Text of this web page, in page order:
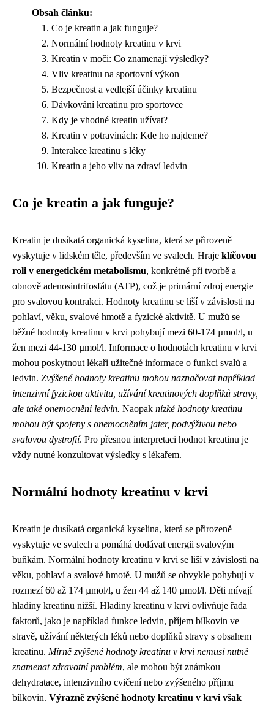
Obsah článku:
Co je kreatin a jak funguje?
Normální hodnoty kreatinu v krvi
Kreatin v moči: Co znamenají výsledky?
Vliv kreatinu na sportovní výkon
Bezpečnost a vedlejší účinky kreatinu
Dávkování kreatinu pro sportovce
Kdy je vhodné kreatin užívat?
Kreatin v potravinách: Kde ho najdeme?
Interakce kreatinu s léky
Kreatin a jeho vliv na zdraví ledvin
Co je kreatin a jak funguje?
Kreatin je dusíkatá organická kyselina, která se přirozeně
vyskytuje v lidském těle, především ve svalech. Hraje klíčovou
roli v energetickém metabolismu, konkrétně při tvorbě a
obnově adenosintrifosfátu (ATP), což je primární zdroj energie
pro svalovou kontrakci. Hodnoty kreatinu se liší v závislosti na
pohlaví, věku, svalové hmotě a fyzické aktivitě. U mužů se
běžné hodnoty kreatinu v krvi pohybují mezi 60-174 µmol/l, u
žen mezi 44-130 µmol/l. Informace o hodnotách kreatinu v krvi
mohou poskytnout lékaři užitečné informace o funkci svalů a
ledvin. Zvýšené hodnoty kreatinu mohou naznačovat například
intenzivní fyzickou aktivitu, užívání kreatinových doplňků stravy,
ale také onemocnění ledvin. Naopak nízké hodnoty kreatinu
mohou být spojeny s onemocněním jater, podvýživou nebo
svalovou dystrofií. Pro přesnou interpretaci hodnot kreatinu je
vždy nutné konzultovat výsledky s lékařem.
Normální hodnoty kreatinu v krvi
Kreatin je dusíkatá organická kyselina, která se přirozeně
vyskytuje ve svalech a pomáhá dodávat energii svalovým
buňkám. Normální hodnoty kreatinu v krvi se liší v závislosti na
věku, pohlaví a svalové hmotě. U mužů se obvykle pohybují v
rozmezí 60 až 174 µmol/l, u žen 44 až 140 µmol/l. Děti mívají
hladiny kreatinu nižší. Hladiny kreatinu v krvi ovlivňuje řada
faktorů, jako je například funkce ledvin, příjem bílkovin ve
stravě, užívání některých léků nebo doplňků stravy s obsahem
kreatinu. Mírně zvýšené hodnoty kreatinu v krvi nemusí nutně
znamenat zdravotní problém, ale mohou být známkou
dehydratace, intenzivního cvičení nebo zvýšeného příjmu
bílkovin. Výrazně zvýšené hodnoty kreatinu v krvi však